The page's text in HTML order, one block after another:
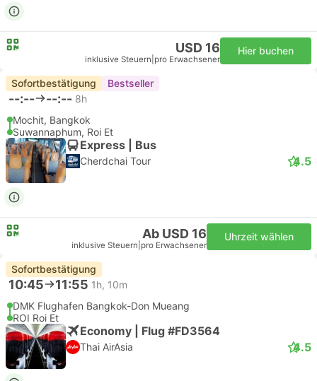
USD 16
inklusive Steuern pro Erwachsener
Hier buchen
Sofortbestätigung Bestseller
--:-- --:-- 8h
Mochit, Bangkok
Suwannaphum, Roi Et
Express | Bus
Cherdchai Tour 4.5
Ab USD 16
inklusive Steuern pro Erwachsener
Uhrzeit wählen
Sofortbestätigung
10:45 11:55 1h, 10m
DMK Flughafen Bangkok-Don Mueang
ROI Roi Et
Economy | Flug #FD3564
Thai AirAsia 4.5